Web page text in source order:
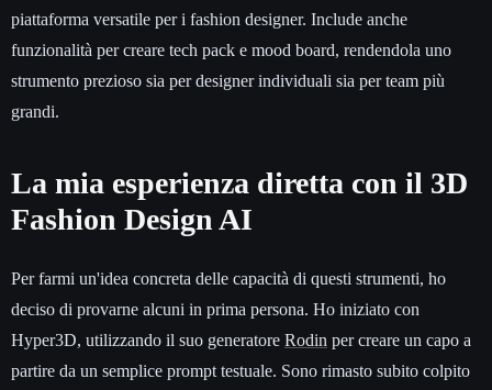
piattaforma versatile per i fashion designer. Include anche
funzionalità per creare tech pack e mood board, rendendola uno
strumento prezioso sia per designer individuali sia per team più
grandi.
La mia esperienza diretta con il 3D
Fashion Design AI
Per farmi un'idea concreta delle capacità di questi strumenti, ho
deciso di provarne alcuni in prima persona. Ho iniziato con
Hyper3D, utilizzando il suo generatore Rodin per creare un capo a
partire da un semplice prompt testuale. Sono rimasto subito colpito